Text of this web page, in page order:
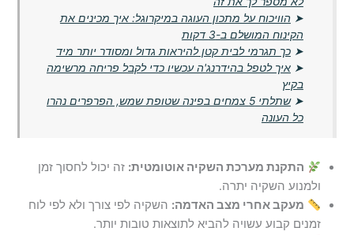
➤ הוויכוח על מתכון העוגה במיקרוגל: איך מכינים את
הקינוח המושלם ב-3 דקות
➤כך תגרמי לבית קטן להיראות גדול ומסודר יותר מיד
➤איך לטפל בהידרנג'ה עכשיו כדי לקבל פריחה מרשימה
בקיץ
➤
שתלתי 5 צמחים בפינה שטופת שמש, הפרפרים נהרו
כל העונה
התקנת מערכת השקיה אוטומטית: זה יכול לחסוך זמן
ולמנוע השקיה יתרה.
מעקב אחרי מצב האדמה: השקיה לפי צורך ולא לפי לוח
זמנים קבוע עשויה להביא לתוצאות טובות יותר.